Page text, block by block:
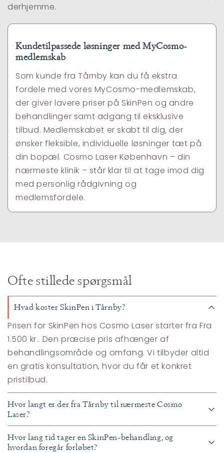
derhjemme.
Kundetilpassede løsninger med MyCosmo-
medlemskab
Som kunde fra Tårnby kan du få ekstra
fordele med vores MyCosmo-medlemskab,
der giver lavere priser på SkinPen og andre
behandlinger samt adgang til eksklusive
tilbud. Medlemskabet er skabt til dig, der
ønsker fleksible, individuelle løsninger tæt på
din bopæl. Cosmo Laser København – din
nærmeste klinik – står klar til at tage imod dig
med personlig rådgivning og
medlemsfordele.
Ofte stillede spørgsmål
Hvad koster SkinPen i Tårnby?
Prisen for SkinPen hos Cosmo Laser starter fra Fra
1.500 kr.. Den præcise pris afhænger af
behandlingsområde og omfang. Vi tilbyder altid
en gratis konsultation, hvor du får et konkret
pristilbud.
Hvor langt er der fra Tårnby til nærmeste Cosmo
Laser?
Hvor lang tid tager en SkinPen-behandling, og
hvordan foregår forløbet?